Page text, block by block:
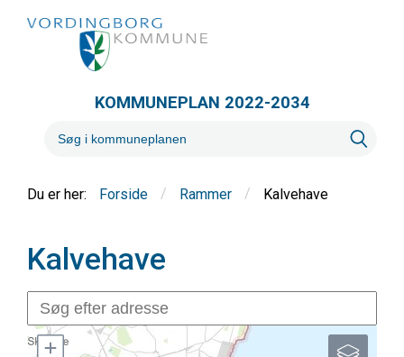
KOMMUNEPLAN 2022-2034
Forside / Rammer / Kalvehave
Kalvehave